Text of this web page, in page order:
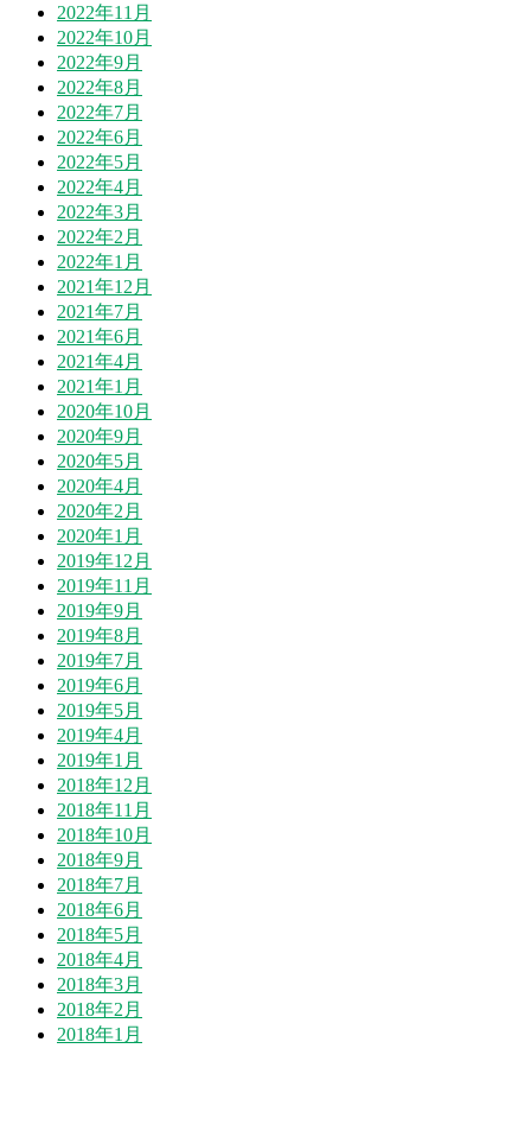
2022年11月
2022年10月
2022年9月
2022年8月
2022年7月
2022年6月
2022年5月
2022年4月
2022年3月
2022年2月
2022年1月
2021年12月
2021年7月
2021年6月
2021年4月
2021年1月
2020年10月
2020年9月
2020年5月
2020年4月
2020年2月
2020年1月
2019年12月
2019年11月
2019年9月
2019年8月
2019年7月
2019年6月
2019年5月
2019年4月
2019年1月
2018年12月
2018年11月
2018年10月
2018年9月
2018年7月
2018年6月
2018年5月
2018年4月
2018年3月
2018年2月
2018年1月